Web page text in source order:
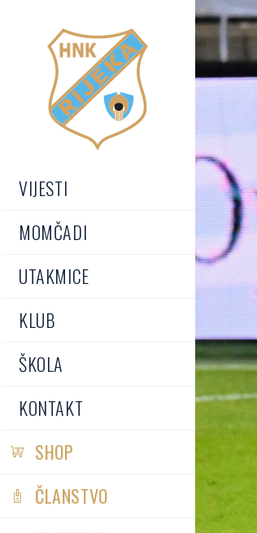
VIJESTI
MOMČADI
UTAKMICE
KLUB
ŠKOLA
KONTAKT
SHOP
ČLANSTVO